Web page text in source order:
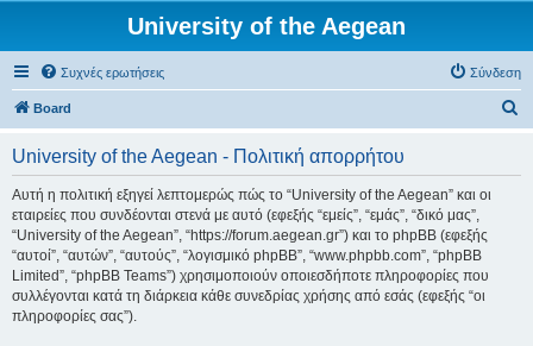
University of the Aegean
Συχνές ερωτήσεις Σύνδεση
Board
University of the Aegean - Πολιτική απορρήτου
Αυτή η πολιτική εξηγεί λεπτομερώς πώς το “University of the Aegean” και οι
εταιρείες που συνδέονται στενά με αυτό (εφεξής “εμείς”, “εμάς”, “δικό μας”,
“University of the Aegean”, “https://forum.aegean.gr”) και το phpBB (εφεξής
“αυτοί”, “αυτών”, “αυτούς”, “λογισμικό phpBB”, “www.phpbb.com”, “phpBB
Limited”, “phpBB Teams”) χρησιμοποιούν οποιεσδήποτε πληροφορίες που
συλλέγονται κατά τη διάρκεια κάθε συνεδρίας χρήσης από εσάς (εφεξής “οι
πληροφορίες σας”).